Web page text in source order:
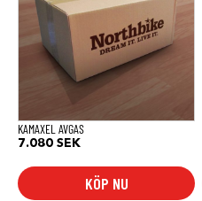
KAMAXEL AVGAS
7.080 SEK
KÖP NU